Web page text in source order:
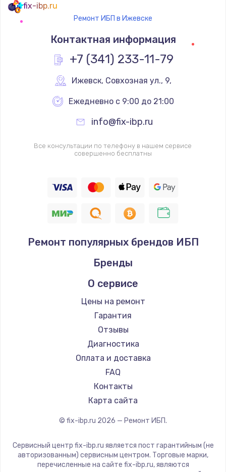
fix-ibp.ru
Ремонт ИБП в Ижевске
Контактная информация
+7 (341) 233-11-79
Ижевск, Совхозная ул., 9,
Ежедневно с 9:00 до 21:00
info@fix-ibp.ru
Все консультации по телефону в нашем сервисе
совершенно бесплатны
Ремонт популярных брендов ИБП
Бренды
О сервисе
Цены на ремонт
Гарантия
Отзывы
Диагностика
Оплата и доставка
FAQ
Контакты
Карта сайта
© fix-ibp.ru 2026 — Ремонт ИБП.
Сервисный центр fix-ibp.ru является пост гарантийным (не
авторизованным) сервисным центром. Торговые марки,
перечисленные на сайте fix-ibp.ru, являются